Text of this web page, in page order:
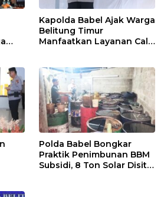
Kapolda Babel Ajak Warga
Belitung Timur
Manfaatkan Layanan Call
Polda Babel Bongkar
Praktik Penimbunan BBM
Subsidi, 8 Ton Solar Disita